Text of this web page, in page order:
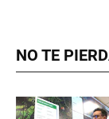
NO TE